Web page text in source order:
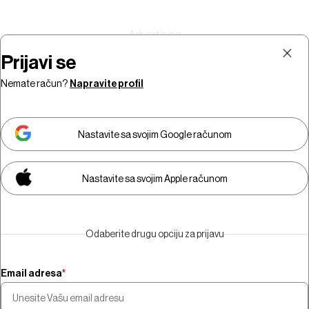
Morate biti pretplatnik da biste
gledali video sadržaj.
Pretplatite se
Prijavi se
Nemate račun? Napravite profil
Nastavite sa svojim Google računom
Nastavite sa svojim Apple računom
Odaberite drugu opciju za prijavu
Email adresa*